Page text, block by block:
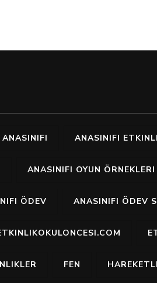
ANASINIFI ANASINIFI
ANASINIFI OYUN ÖRNEKLERI
ÖDEV ANASINIFI ÖDEV
FEN